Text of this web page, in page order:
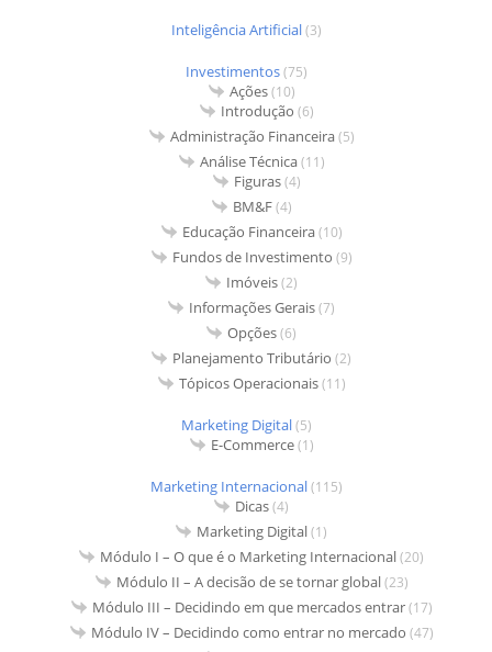
Inteligência Artificial(3)
Investimentos(75)
Ações(10)
Introdução (6)
Administração Financeira(5)
Análise Técnica(11)
Figuras(4)
BM&F(4)
Educação Financeira(10)
Fundos de Investimento (9)
Imóveis(2)
Informações Gerais(7)
Opções(6)
Planejamento Tributário (2)
Tópicos Operacionais(11)
Marketing Digital(5)
E-Commerce(1)
Marketing Internacional(115)
Dicas(4)
Marketing Digital(1)
Módulo I – O que é o Marketing Internacional(20)
Módulo II – A decisão de se tornar global(23)
Módulo III – Decidindo em que mercados entrar(17)
Módulo IV – Decidindo como entrar no mercado (47)